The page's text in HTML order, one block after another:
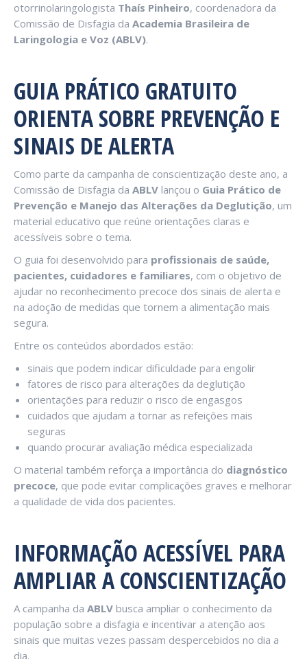
otorrinolaringologista Thaís Pinheiro, coordenadora da
Comissão de Disfagia da Academia Brasileira de
Laringologia e Voz (ABLV).
GUIA PRÁTICO GRATUITO
ORIENTA SOBRE PREVENÇÃO E
SINAIS DE ALERTA
Como parte da campanha de conscientização deste ano, a
Comissão de Disfagia da ABLV lançou o Guia Prático de
Prevenção e Manejo das Alterações da Deglutição, um
material educativo que reúne orientações claras e
acessíveis sobre o tema.
O guia foi desenvolvido para profissionais de saúde,
pacientes, cuidadores e familiares, com o objetivo de
ajudar no reconhecimento precoce dos sinais de alerta e
na adoção de medidas que tornem a alimentação mais
segura.
Entre os conteúdos abordados estão:
sinais que podem indicar dificuldade para engolir
fatores de risco para alterações da deglutição
orientações para reduzir o risco de engasgos
cuidados que ajudam a tornar as refeições mais
seguras
quando procurar avaliação médica especializada
O material também reforça a importância do diagnóstico
precoce, que pode evitar complicações graves e melhorar
a qualidade de vida dos pacientes.
INFORMAÇÃO ACESSÍVEL PARA
AMPLIAR A CONSCIENTIZAÇÃO
A campanha da ABLV busca ampliar o conhecimento da
população sobre a disfagia e incentivar a atenção aos
sinais que muitas vezes passam despercebidos no dia a
dia.